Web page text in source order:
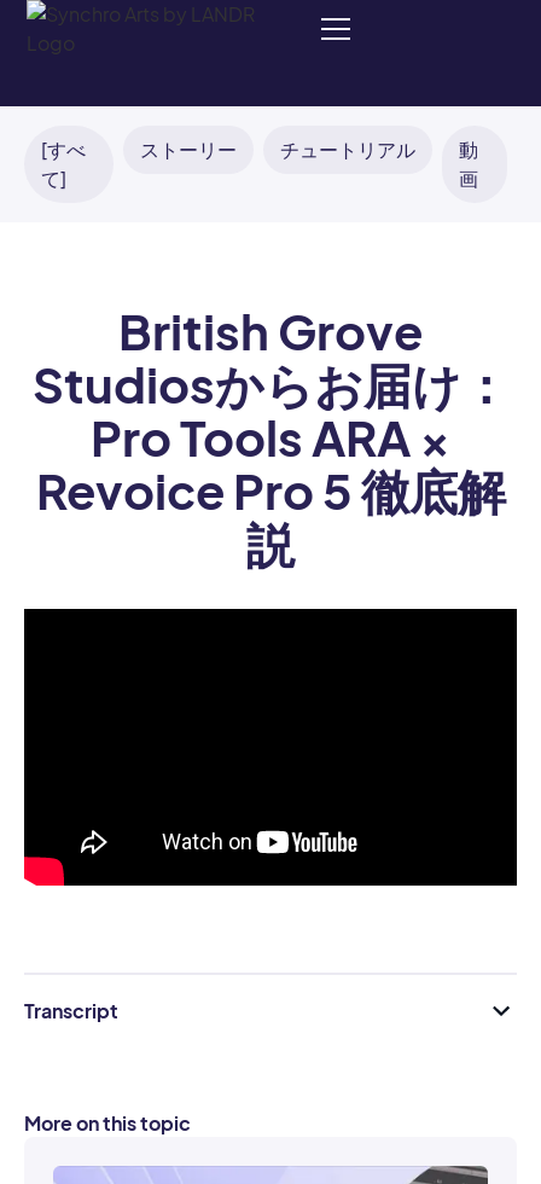
[すべ
て]
ストーリー チュートリアル
動
画
British Grove
Studiosからお届け：
Pro Tools ARA ×
Revoice Pro 5 徹底解
説
Transcript
More on this topic